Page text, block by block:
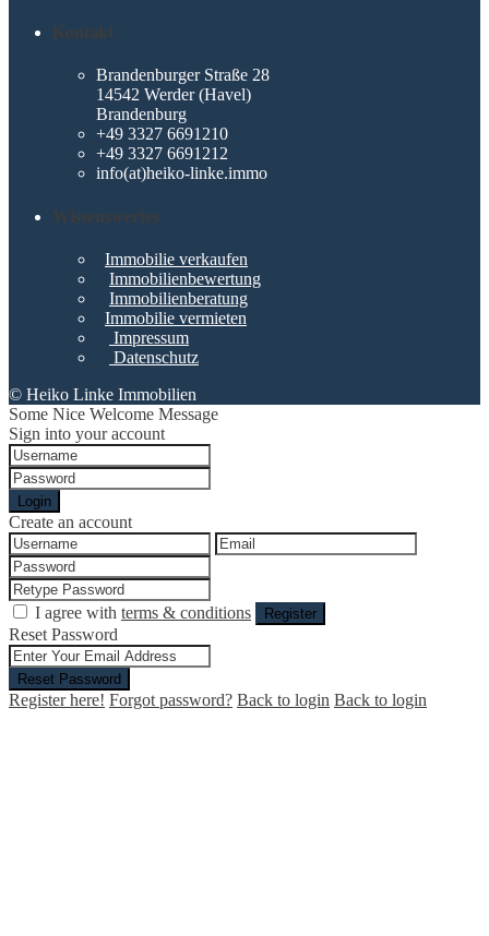
Kontakt
Brandenburger Straße 28
14542 Werder (Havel)
Brandenburg
+49 3327 6691210
+49 3327 6691212
info(at)heiko-linke.immo
Wissenswertes
Immobilie verkaufen
Immobilienbewertung
Immobilienberatung
Immobilie vermieten
Impressum
Datenschutz
© Heiko Linke Immobilien
Some Nice Welcome Message
Sign into your account
Login
Create an account
I agree with terms & conditions Register
Reset Password
Reset Password
Register here! Forgot password? Back to login Back to login